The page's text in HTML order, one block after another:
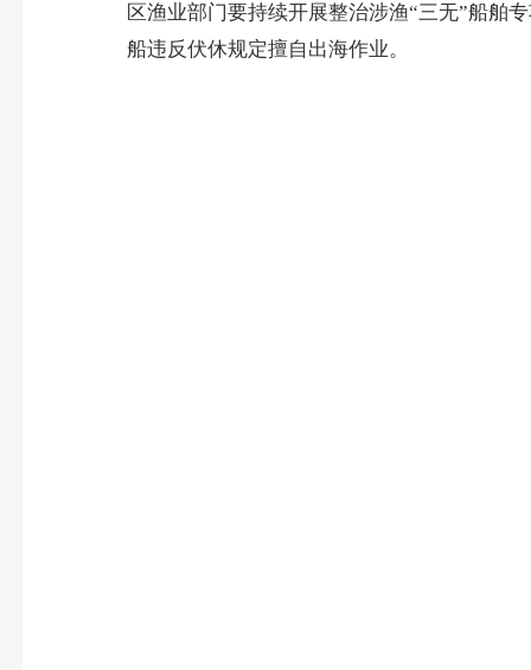
区渔业部门要持续开展整治涉渔“三无”船舶
船违反伏休规定擅自出海作业。